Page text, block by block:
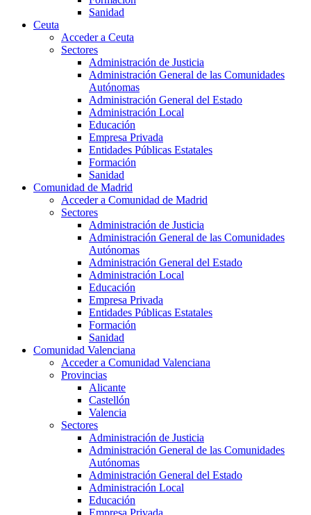
Sanidad
Ceuta
Acceder a Ceuta
Sectores
Administración de Justicia
Administración General de las Comunidades
Autónomas
Administración General del Estado
Administración Local
Educación
Empresa Privada
Entidades Públicas Estatales
Formación
Sanidad
Comunidad de Madrid
Acceder a Comunidad de Madrid
Sectores
Administración de Justicia
Administración General de las Comunidades
Autónomas
Administración General del Estado
Administración Local
Educación
Empresa Privada
Entidades Públicas Estatales
Formación
Sanidad
Comunidad Valenciana
Acceder a Comunidad Valenciana
Provincias
Alicante
Castellón
Valencia
Sectores
Administración de Justicia
Administración General de las Comunidades
Autónomas
Administración General del Estado
Administración Local
Educación